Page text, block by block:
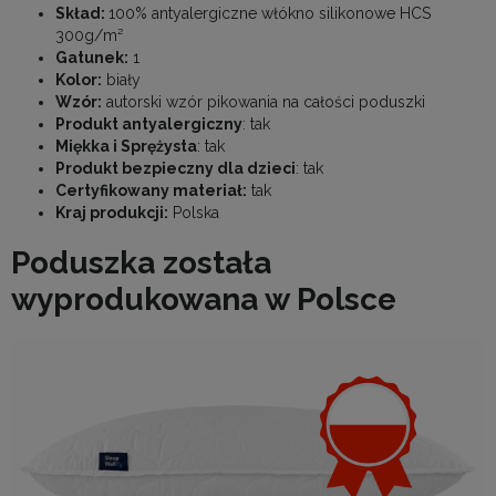
Skład: 100% antyalergiczne włókno silikonowe HCS
300g/m²
Gatunek: 1
Kolor: biały
Wzór: autorski wzór pikowania na całości poduszki
Produkt antyalergiczny: tak
Miękka i Sprężysta: tak
Produkt bezpieczny dla dzieci: tak
Certyfikowany materiał: tak
Kraj produkcji: Polska
Poduszka została
wyprodukowana w Polsce